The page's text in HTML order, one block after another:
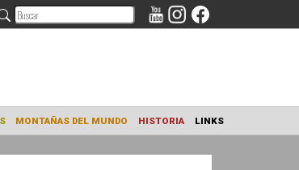
CAPACITACIONES MONTAÑAS DEL MUNDO HISTORIA